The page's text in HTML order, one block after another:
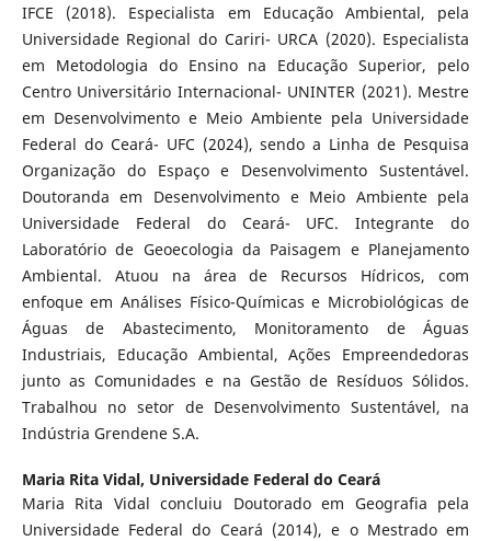
IFCE (2018). Especialista em Educação Ambiental, pela
Universidade Regional do Cariri- URCA (2020). Especialista
em Metodologia do Ensino na Educação Superior, pelo
Centro Universitário Internacional- UNINTER (2021). Mestre
em Desenvolvimento e Meio Ambiente pela Universidade
Federal do Ceará- UFC (2024), sendo a Linha de Pesquisa
Organização do Espaço e Desenvolvimento Sustentável.
Doutoranda em Desenvolvimento e Meio Ambiente pela
Universidade Federal do Ceará- UFC. Integrante do
Laboratório de Geoecologia da Paisagem e Planejamento
Ambiental. Atuou na área de Recursos Hídricos, com
enfoque em Análises Físico-Químicas e Microbiológicas de
Águas de Abastecimento, Monitoramento de Águas
Industriais, Educação Ambiental, Ações Empreendedoras
junto as Comunidades e na Gestão de Resíduos Sólidos.
Trabalhou no setor de Desenvolvimento Sustentável, na
Indústria Grendene S.A.
Maria Rita Vidal, Universidade Federal do Ceará
Maria Rita Vidal concluiu Doutorado em Geografia pela
Universidade Federal do Ceará (2014), e o Mestrado em